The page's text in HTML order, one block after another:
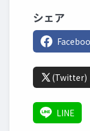
シェア
(Twitter)
LINE